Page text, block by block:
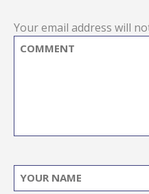
Your email address will